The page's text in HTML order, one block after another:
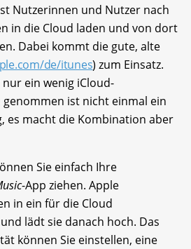
Nutzerinnen und Nutzer nach
in die Cloud laden und von dort
Dabei kommt die gute, alte
de/itunes) zum Einsatz.
ein wenig iCloud-
genommen ist nicht einmal ein
es macht die Kombination aber
Sie einfach Ihre
-App ziehen. Apple
in ein für die Cloud
lädt sie danach hoch. Das
können Sie einstellen, eine